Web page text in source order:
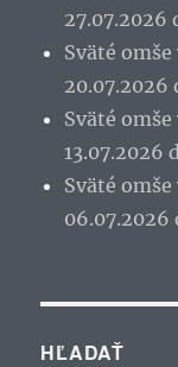
27.07.2026
Sväté
20.07.2026
Sväté
13.07.2026
Sväté
06.07.2026
HĽADAŤ